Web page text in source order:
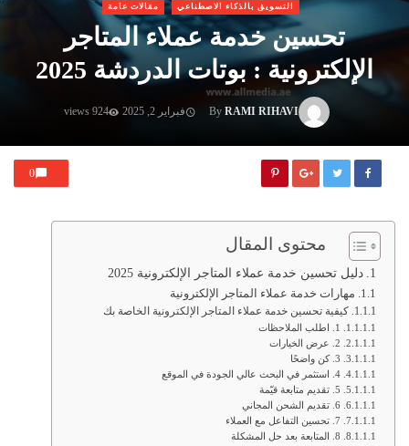
التسويق بالذكاء الاصطناعي مقالات عامة
تحسين خدمة عملاء المتاجر
الإلكترونية : بوتات الدردشة 2025
ByRAMI RIHAVI فبراير 2, 2025 924 views
0
محتوى المقال
دليل تحسين خدمة عملاء المتاجر الإلكترونية 2025
مهارات خدمة عملاء المتاجر الإلكترونية
كيفية تحسين خدمة عملاء المتاجر الإلكترونية الخاصة بك
1. اطلب الملاحظات
2. عرض الخيارات
3. كن واضحًا
4. استثمر في البحث عالي الجودة في الموقع
5. تقديم متابعة قيّمة
6. تقديم الشحن المجاني
7. تحسين التفاعل مع العملاء
8. المتابعة بعد حل المشكلة